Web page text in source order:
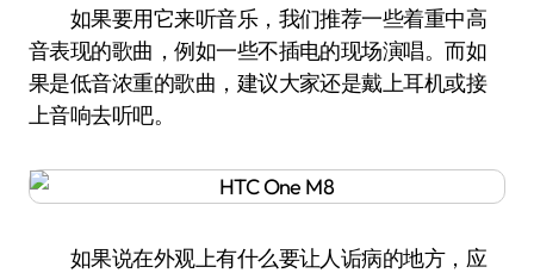
如果要用它来听音乐，我们推荐一些着重中高
音表现的歌曲，例如一些不插电的现场演唱。而如
果是低音浓重的歌曲，建议大家还是戴上耳机或接
上音响去听吧。
如果说在外观上有什么要让人诟病的地方，应